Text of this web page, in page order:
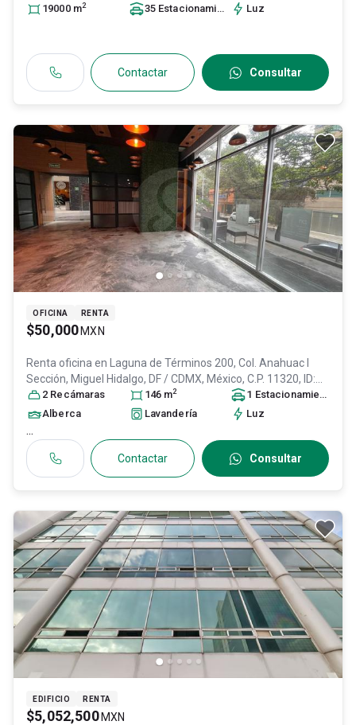
19000 m2 35 Estacionamiento s Luz
Contactar Consultar
OFICINA RENTA
$50,000 MXN
Renta oficina en
Laguna de Términos 200, Col. Anahuac I
Sección, Miguel Hidalgo, DF / CDMX, México, C.P. 11320, ID:
30943821
2 Recámaras 146 m2 1 Estacionamiento
Alberca
Lavandería Luz
...
Contactar Consultar
EDIFICIO RENTA
$5,052,500 MXN